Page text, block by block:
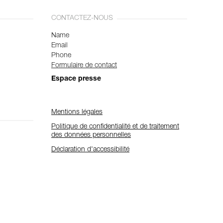
CONTACTEZ-NOUS
Name
Email
Phone
Formulaire de contact
Espace presse
Mentions légales
Politique de confidentialité et de traitement
des données personnelles
Déclaration d'accessibilité